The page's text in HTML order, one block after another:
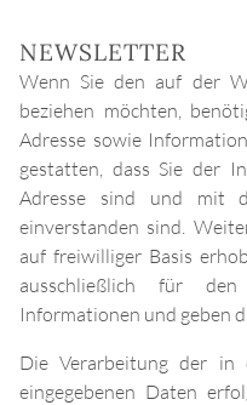
NEWSLETTER
Wenn Sie den auf der
beziehen möchten,
Adresse sowie
gestatten, dass Sie der
Adresse sind und mit
einverstanden sind.
auf freiwilliger Basis
ausschließlich für
Informationen und geben
Die Verarbeitung der in
eingegebenen Daten